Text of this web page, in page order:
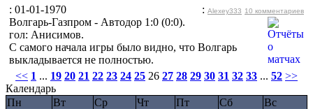
: 01-01-1970 : Alexey333 10 комментариев
Волгарь-Газпром - Автодор 1:0 (0:0).
гол: Анисимов.
С самого начала игры было видно, что Волгарь
выкладывается не полностью.
<< 1 ... 19 20 21 22 23 24 25 26 27 28 29 30 31 32 33 ... 52 >>
Календарь
Пн
Вт Ср Чт Пт Сб
Вс